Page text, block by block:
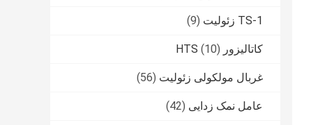
TS-1 زئولیت (9)
کاتالیزور HTS (10)
غربال مولکولی زئولیت (56)
عامل نمک زدایی (42)